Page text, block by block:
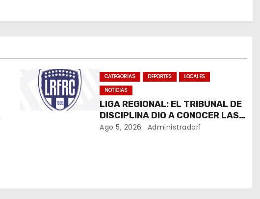
CATEGORIAS DEPORTES
LOCALES
NOTICIAS
LIGA REGIONAL: EL TRIBUNAL DE
DISCIPLINA DIO A CONOCER LAS
SANCIONES DEL BOLETÍN OFICIAL
Ago 5, 2026 Administrador1